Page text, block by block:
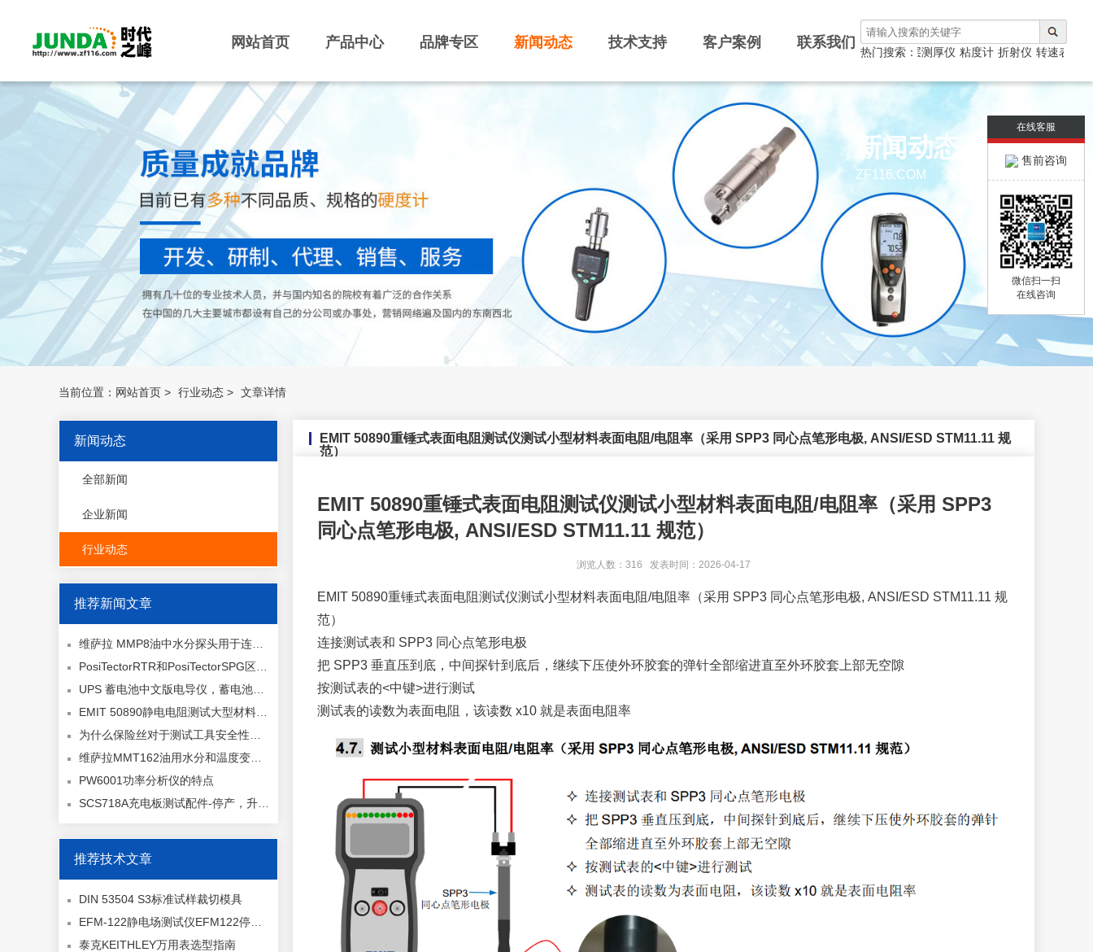
网站首页 产品中心 品牌专区 新闻动态 技术支持 客户案例 联系我们
热门搜索：
测厚仪 涂层测厚仪 粘度计 折射仪 转速表
新闻动态
ZF116.COM
当前位置： 网站首页 > 行业动态 > 文章详情
EMIT 50890重锤式表面电阻测试仪测试小型材料表面电阻/电阻率（采用 SPP3 同心点笔形电极, ANSI/ESD STM11.11 规
范）
EMIT 50890重锤式表面电阻测试仪测试小型材料表面电阻/电阻率（采用 SPP3
同心点笔形电极, ANSI/ESD STM11.11 规范）
浏览人数：316 发表时间：2026-04-17
EMIT 50890重锤式表面电阻测试仪测试小型材料表面电阻/电阻率（采用 SPP3 同心点笔形电极, ANSI/ESD STM11.11 规
范）
连接测试表和 SPP3 同心点笔形电极
把 SPP3 垂直压到底，中间探针到底后，继续下压使外环胶套的弹针全部缩进直至外环胶套上部无空隙
按测试表的<中键>进行测试
测试表的读数为表面电阻，该读数 x10 就是表面电阻率
新闻动态
全部新闻
企业新闻
行业动态
推荐新闻文章
维萨拉 MMP8油中水分探头用于连续在线测量
PosiTectorRTR和PosiTectorSPG区别？
UPS 蓄电池中文版电导仪，蓄电池检测仪,电池寿命测试器,电池测试仪
EMIT 50890静电电阻测试大型材料表面电阻/电阻率（采用 REM005 同心圆重锤电极, ANSI/ESD STM11.11 规范）
为什么保险丝对于测试工具安全性非常重要？
维萨拉MMT162油用水分和温度变送器已停产
PW6001功率分析仪的特点
SCS718A充电板测试配件-停产，升级型号770719
推荐技术文章
DIN 53504 S3标准试样裁切模具
EFM-122静电场测试仪EFM122停产，升级型号EFM-115-MK11
泰克KEITHLEY万用表选型指南
在线客服
售前咨询
微信扫一扫
在线咨询